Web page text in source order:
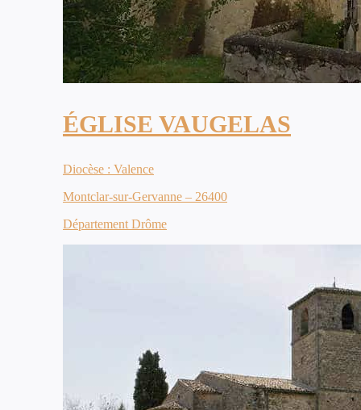
ÉGLISE VAUGELAS
Diocèse : Valence
Montclar-sur-Gervanne – 26400
Département Drôme